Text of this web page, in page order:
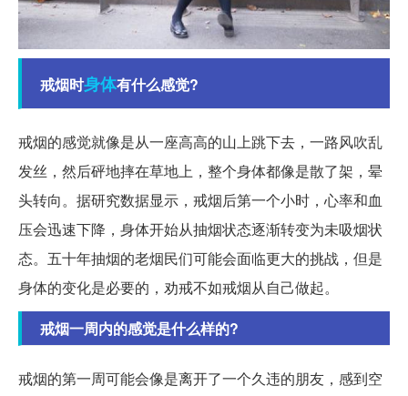
戒烟时身体有什么感觉?
戒烟的感觉就像是从一座高高的山上跳下去，一路风吹乱
发丝，然后砰地摔在草地上，整个身体都像是散了架，晕
头转向。据研究数据显示，戒烟后第一个小时，心率和血
压会迅速下降，身体开始从抽烟状态逐渐转变为未吸烟状
态。五十年抽烟的老烟民们可能会面临更大的挑战，但是
身体的变化是必要的，劝戒不如戒烟从自己做起。
戒烟一周内的感觉是什么样的?
戒烟的第一周可能会像是离开了一个久违的朋友，感到空